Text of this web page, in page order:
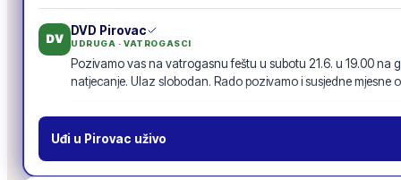
DV
DVD Pirovac
UDRUGA · VATROGASCI
Pozivamo vas na vatrogasnu feštu u subotu 21.6. u 19.00
natjecanje. Ulaz slobodan. Rado pozivamo i susjedne mjesne
POZIV
Vatrogasna fešta · 21.6.
19odgovora·94lajkova
MO Centar
MJESNI ODBOR
Uđi u Pirovac uživo